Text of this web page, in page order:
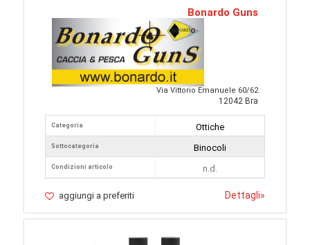
Bonardo Guns
Via Vittorio Emanuele 60/62
12042 Bra
Categoria
Sottocategoria
Condizioni articolo
Ottiche
Binocoli
n.d.
aggiungi a preferiti Dettagli»